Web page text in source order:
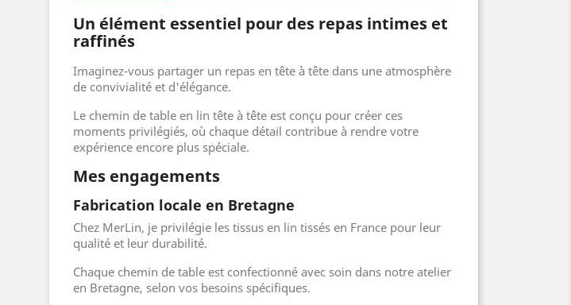
Un élément essentiel pour des repas intimes et
raffinés
Imaginez-vous partager un repas en tête à tête dans une atmosphère
de convivialité et d'élégance.
Le chemin de table en lin tête à tête est conçu pour créer ces
moments privilégiés, où chaque détail contribue à rendre votre
expérience encore plus spéciale.
Mes engagements
Fabrication locale en Bretagne
Chez MerLin, je privilégie les tissus en lin tissés en France pour leur
qualité et leur durabilité.
Chaque chemin de table est confectionné avec soin dans notre atelier
en Bretagne, selon vos besoins spécifiques.